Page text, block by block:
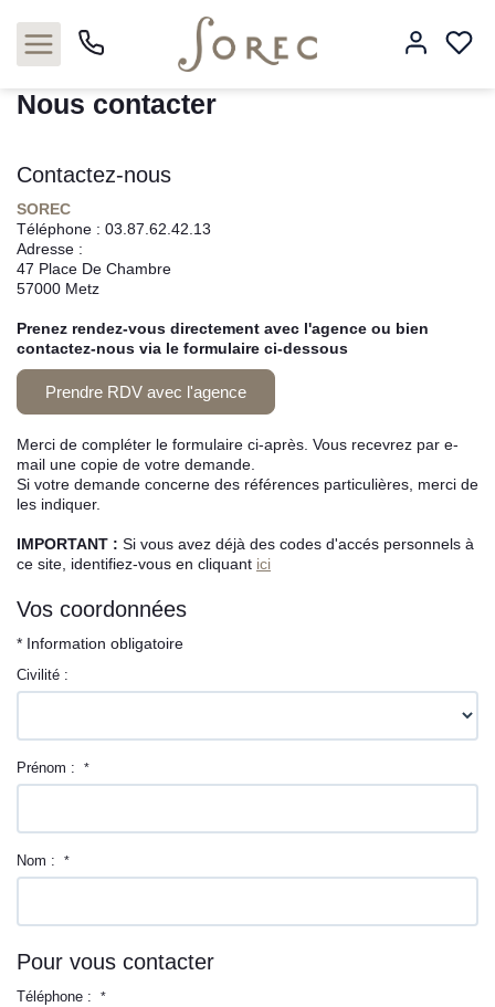
Acheter
Louer
Estimer
Neuf
Gestion
Syndic
Nous contacter
Contactez-nous
SOREC
Téléphone : 03.87.62.42.13
Adresse :
47 Place De Chambre
57000 Metz
Prenez rendez-vous directement avec l'agence ou bien
contactez-nous via le formulaire ci-dessous
Prendre RDV avec l'agence
Merci de compléter le formulaire ci-après. Vous recevrez par e-
mail une copie de votre demande.
Si votre demande concerne des références particulières, merci de
les indiquer.
IMPORTANT : Si vous avez déjà des codes d'accés personnels à
ce site, identifiez-vous en cliquant ici
Vos coordonnées
* Information obligatoire
Civilité :
Prénom : *
Nom : *
Pour vous contacter
Téléphone : *